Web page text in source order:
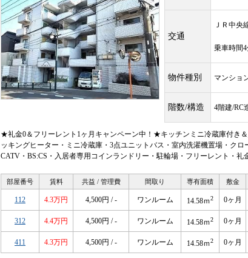
交通
ＪＲ中央
乗車時間
物件種別 マンショ
階数/構造 4階建/RC
★礼金0＆フリーレント1ヶ月キャンペーン中！★キッチンミニ冷蔵庫付き
ッキングヒーター・ミニ冷蔵庫・3点ユニットバス・室内洗濯機置場・ク
CATV・BS:CS・入居者専用コインランドリー・駐輪場・フリーレント・
部屋番号 賃料 共益 / 管理費 間取り 専有面積 敷金
112 4.3万円 4,500円 / - ワンルーム 14.58ｍ2 0ヶ月
312 4.4万円 4,500円 / - ワンルーム 14.58ｍ2 0ヶ月
411 4.3万円 4,500円 / - ワンルーム 14.58ｍ2 0ヶ月